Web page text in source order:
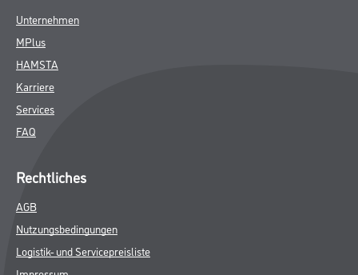
Unternehmen
MPlus
HAMSTA
Karriere
Services
FAQ
Rechtliches
AGB
Nutzungsbedingungen
Logistik- und Servicepreisliste